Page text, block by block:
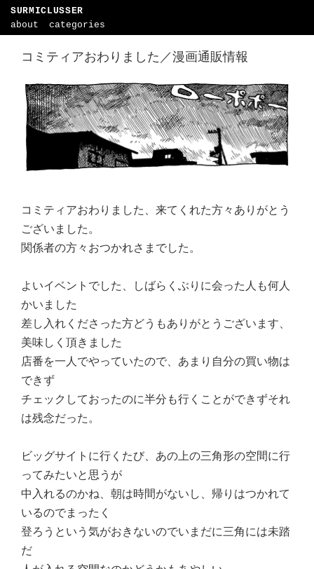
SURMICLUSSER
about
categories
コミティアおわりました／漫画通販情報
コミティアおわりました、来てくれた方々ありがとう
ございました。
関係者の方々おつかれさまでした。
よいイベントでした、しばらくぶりに会った人も何人
かいました
差し入れくださった方どうもありがとうございます、
美味しく頂きました
店番を一人でやっていたので、あまり自分の買い物は
できず
チェックしておったのに半分も行くことができずそれ
は残念だった。
ビッグサイトに行くたび、あの上の三角形の空間に行
ってみたいと思うが
中入れるのかね、朝は時間がないし、帰りはつかれて
いるのでまったく
登ろうという気がおきないのでいまだに三角には未踏
だ